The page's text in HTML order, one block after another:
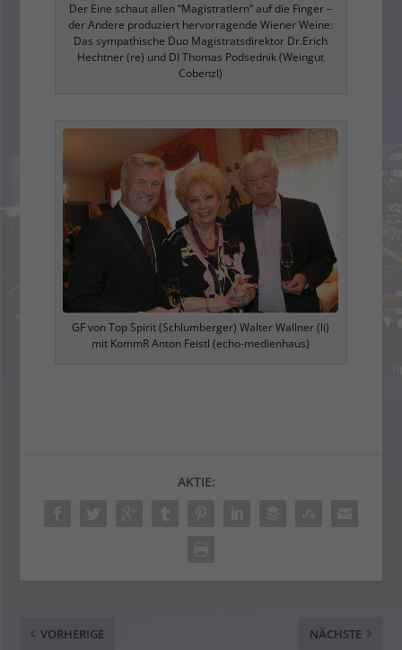
Der Eine schaut allen “Magistratlern” auf die Finger –
der Andere produziert hervorragende Wiener Weine:
Das sympathische Duo Magistratsdirektor Dr.Erich
Hechtner (re) und DI Thomas Podsednik (Weingut
Cobenzl)
GF von Top Spirit (Schlumberger) Walter Wallner (li)
mit KommR Anton Feistl (echo-medienhaus)
AKTIE:
VORHERIGE NÄCHSTE